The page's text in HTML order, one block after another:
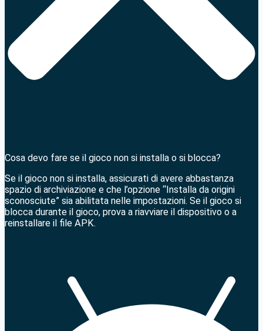
Cosa devo fare se il gioco non si installa o si blocca?
Se il gioco non si installa, assicurati di avere abbastanza
spazio di archiviazione e che l’opzione “Installa da origini
sconosciute” sia abilitata nelle impostazioni. Se il gioco si
blocca durante il gioco, prova a riavviare il dispositivo o a
reinstallare il file APK.